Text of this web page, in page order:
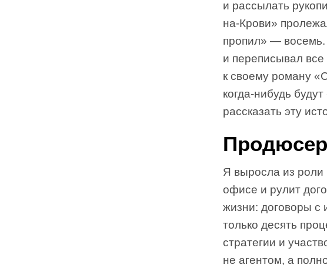
и рассылать
на-Крови»
пропил» — восемь.
и переписывал
к своему роману
когда-нибудь
рассказать эту
Я выросла из роли
офисе и рулит
жизни: договоры с
только десять
стратегии и
не агентом, а